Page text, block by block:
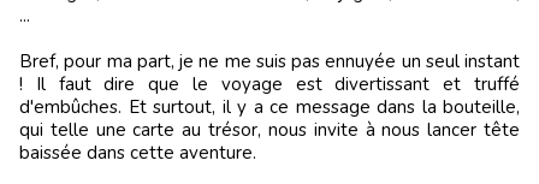
...
Bref, pour ma part, je ne me suis pas ennuyée un seul instant
! Il faut dire que le voyage est divertissant et truffé
d'embûches. Et surtout, il y a ce message dans la bouteille,
qui telle une carte au trésor, nous invite à nous lancer tête
baissée dans cette aventure.